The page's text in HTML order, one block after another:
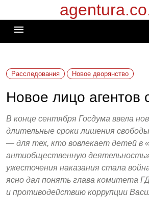
к
содержимому
menu
Расследования Новое дворянство
Новое лицо агентов
В конце сентября Госдума ввела
длительные сроки лишения
— для тех, кто вовлекает детей в
антиобщественную
ужесточения наказания стала
ясно дал понять глава комитета
и противодействию коррупции